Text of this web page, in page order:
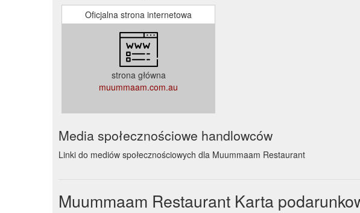
Oficjalna strona internetowa
strona główna
muummaam.com.au
Media społecznościowe handlowców
Linki do mediów społecznościowych dla Muummaam Restaurant
Muummaam Restaurant Karta